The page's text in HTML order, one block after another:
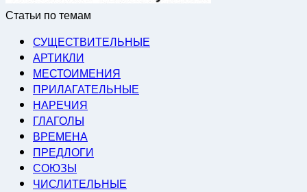
Статьи по темам
СУЩЕСТВИТЕЛЬНЫЕ
АРТИКЛИ
МЕСТОИМЕНИЯ
ПРИЛАГАТЕЛЬНЫЕ
НАРЕЧИЯ
ГЛАГОЛЫ
ВРЕМЕНА
ПРЕДЛОГИ
СОЮЗЫ
ЧИСЛИТЕЛЬНЫЕ